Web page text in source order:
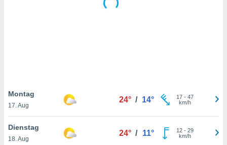
nicht
von
und
Montag
17. Aug
24° / 14° 17- 47
km/h
Dienstag
18. Aug
24° / 11° 12- 29
km/h